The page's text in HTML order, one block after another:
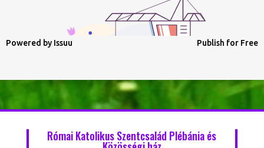
Powered by Issuu Publish for Free
Római Katolikus Szentcsalád Plébánia és